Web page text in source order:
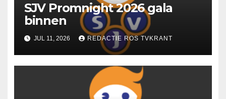
SJV Promnight 2026 gala
binnen
JUL 11, 2026 REDACTIE ROS TVKRANT